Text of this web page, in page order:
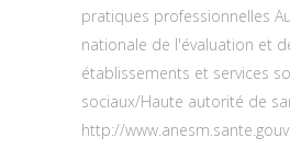
pratiques professionnelles
nationale de l'évaluation et
établissements et services
sociaux/Haute autorité de
http://